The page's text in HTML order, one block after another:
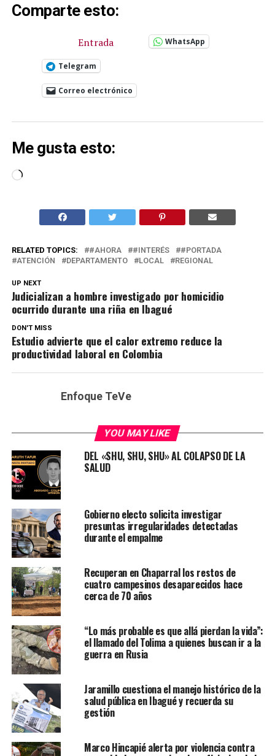
Comparte esto:
Entrada WhatsApp
Telegram
Correo electrónico
Me gusta esto:
Cargando...
RELATED TOPICS: #AHORA #INTERÉS
#PORTADA
ATENCIÓN
DEPARTAMENTO LOCAL REGIONAL
UP NEXT
Judicializan a hombre investigado por homicidio
ocurrido durante una riña en Ibagué
DON'T MISS
Estudio advierte que el calor extremo reduce la
productividad laboral en Colombia
Enfoque TeVe
YOU MAY LIKE
DEL «SHU, SHU, SHU» AL COLAPSO DE LA
SALUD
Gobierno electo solicita investigar
presuntas irregularidades detectadas
durante el empalme
Recuperan en Chaparral los restos de
cuatro campesinos desaparecidos hace
cerca de 70 años
“Lo más probable es que allá pierdan la vida”:
el llamado del Tolima a quienes buscan ir a la
guerra en Rusia
Jaramillo cuestiona el manejo histórico de la
salud pública en Ibagué y recuerda su
gestión
Marco Hincapié alerta por violencia contra